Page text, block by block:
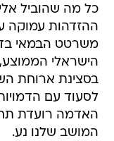
כל מה שהוביל
ההזדהות עמוקה
משרטט הבמאי
הישראלי הממוצע,
בסצינת ארוחת
לסעוד עם
האדמה רועדת
המושב שלנו נע.